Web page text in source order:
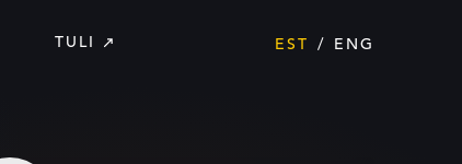
TULI EST ENG